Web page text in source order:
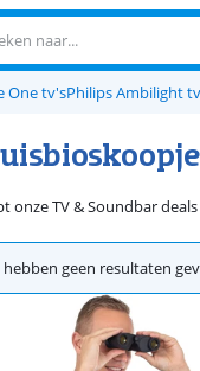
One tv'sPhilips Ambilight
onze TV & Soundbar
hebben geen resultaten